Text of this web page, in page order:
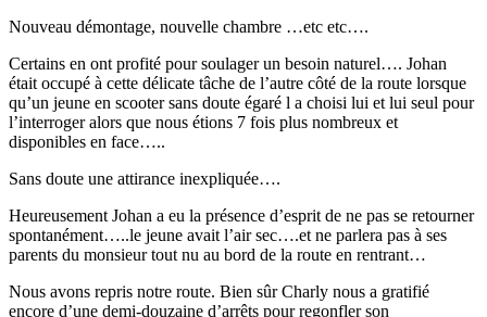
Nouveau démontage, nouvelle chambre …etc etc….
Certains en ont profité pour soulager un besoin naturel…. Johan
était occupé à cette délicate tâche de l’autre côté de la route lorsque
qu’un jeune en scooter sans doute égaré l a choisi lui et lui seul pour
l’interroger alors que nous étions 7 fois plus nombreux et
disponibles en face…..
Sans doute une attirance inexpliquée….
Heureusement Johan a eu la présence d’esprit de ne pas se retourner
spontanément…..le jeune avait l’air sec….et ne parlera pas à ses
parents du monsieur tout nu au bord de la route en rentrant…
Nous avons repris notre route. Bien sûr Charly nous a gratifié
encore d’une demi-douzaine d’arrêts pour regonfler son